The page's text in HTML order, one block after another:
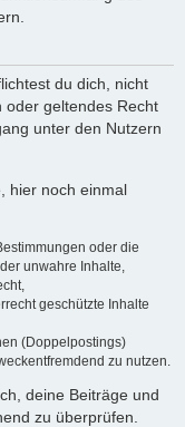
du dich, nicht
oder geltendes Recht
unter den Nutzern
hier noch einmal
oder die
unwahre Inhalte,
geschützte Inhalte
(Doppelpostings)
zu nutzen.
deine Beiträge und
zu überprüfen.